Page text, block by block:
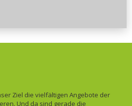
Ziel die vielfältigen Angebote der
Und da sind gerade die